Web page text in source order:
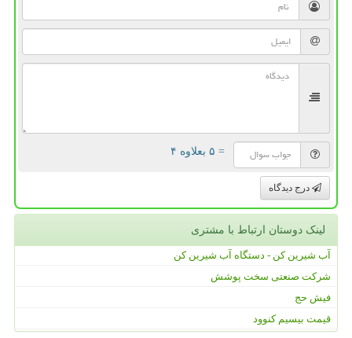
= ۵ بعلاوه ۴
درج دیدگاه
لینک دوستان ارتباط با مشتری
آب شیرین کن - دستگاه آب شیرین کن
شرکت صنعتی سخت پوشش
فیش حج
قیمت بیسیم کنوود